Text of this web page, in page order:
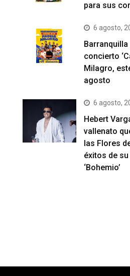
para sus
6 agosto,
concierto
Milagro,
agosto
6 agosto,
Hebert
vallenato
las Flores
éxitos de
‘Bohemio’